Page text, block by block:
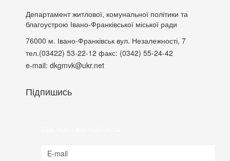
Департамент житлової, комунальної політики та
благоустрою Івано-Франківської міської ради
76000 м. Івано-Франківськ вул. Незалежності, 7
тел.(03422) 53-22-12 факс: (0342) 55-24-42
e-mail: dkgmvk@ukr.net
Підпишись